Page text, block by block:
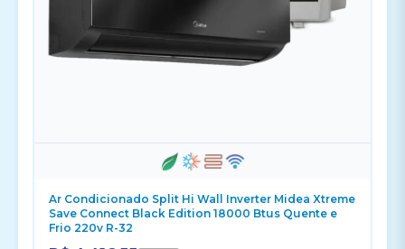
Ar Condicionado Split Hi Wall Inverter Midea Xtreme
Save Connect Black Edition 18000 Btus Quente e
Frio 220v R-32